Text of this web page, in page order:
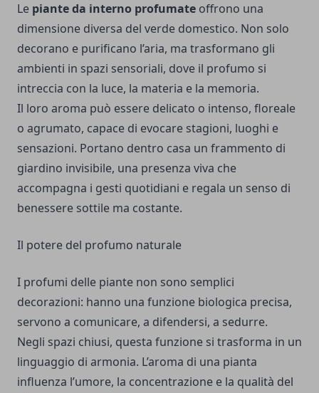
Le piante da interno profumate offrono una
dimensione diversa del verde domestico. Non solo
decorano e purificano l’aria, ma trasformano gli
ambienti in spazi sensoriali, dove il profumo si
intreccia con la luce, la materia e la memoria.
Il loro aroma può essere delicato o intenso, floreale
o agrumato, capace di evocare stagioni, luoghi e
sensazioni. Portano dentro casa un frammento di
giardino invisibile, una presenza viva che
accompagna i gesti quotidiani e regala un senso di
benessere sottile ma costante.
Il potere del profumo naturale
I profumi delle piante non sono semplici
decorazioni: hanno una funzione biologica precisa,
servono a comunicare, a difendersi, a sedurre.
Negli spazi chiusi, questa funzione si trasforma in un
linguaggio di armonia. L’aroma di una pianta
influenza l’umore, la concentrazione e la qualità del